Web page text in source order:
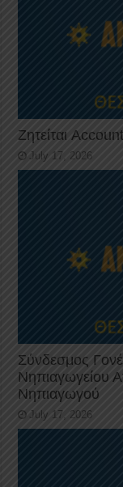
Ζητείται
July 17, 2026
Σύνδεσμος
Νηπιαγωγείου
Νηπιαγωγού
July 17, 2026